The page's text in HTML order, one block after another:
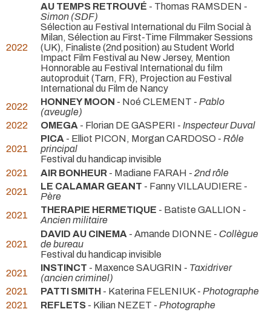
2022
AU TEMPS RETROUVÉ - Thomas RAMSDEN -
Simon (SDF)
Sélection au Festival International du Film Social à
Milan, Sélection au First-Time Filmmaker Sessions
(UK), Finaliste (2nd position) au Student World
Impact Film Festival au New Jersey, Mention
Honnorable au Festival International du film
autoproduit (Tarn, FR), Projection au Festival
International du Film de Nancy
2022
HONNEY MOON - Noé CLEMENT - Pablo
(aveugle)
2022
OMEGA - Florian DE GASPERI - Inspecteur Duval
2021
PICA - Elliot PICON, Morgan CARDOSO - Rôle
principal
Festival du handicap invisible
2021
AIR BONHEUR - Madiane FARAH - 2nd rôle
2021
LE CALAMAR GEANT - Fanny VILLAUDIERE -
Père
2021
THERAPIE HERMETIQUE - Batiste GALLION -
Ancien militaire
2021
DAVID AU CINEMA - Amande DIONNE - Collègue
de bureau
Festival du handicap invisible
2021
INSTINCT - Maxence SAUGRIN - Taxidriver
(ancien criminel)
2021
PATTI SMITH - Katerina FELENIUK - Photographe
2021
REFLETS - Kilian NEZET - Photographe